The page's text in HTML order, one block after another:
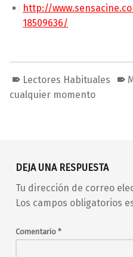
http://
18509636/
Lectores Habituales
cualquier momento
DEJA UNA RESPUESTA
Tu dirección de correo
Los campos obligatorios
Comentario *